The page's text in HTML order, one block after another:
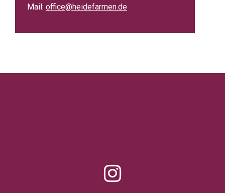
Mail: office@heidefarmen.de